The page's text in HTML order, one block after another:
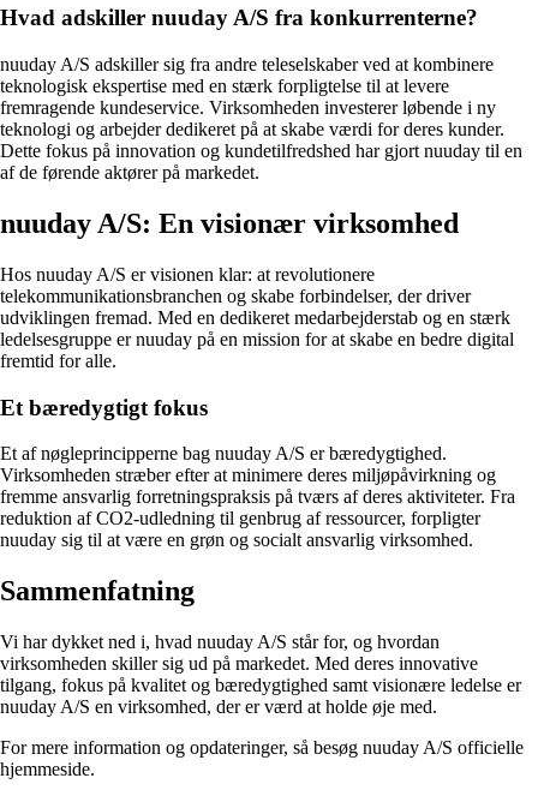
Hvad adskiller nuuday A/S fra konkurrenterne?
nuuday A/S adskiller sig fra andre teleselskaber ved at kombinere
teknologisk ekspertise med en stærk forpligtelse til at levere
fremragende kundeservice. Virksomheden investerer løbende i ny
teknologi og arbejder dedikeret på at skabe værdi for deres kunder.
Dette fokus på innovation og kundetilfredshed har gjort nuuday til en
af de førende aktører på markedet.
nuuday A/S: En visionær virksomhed
Hos nuuday A/S er visionen klar: at revolutionere
telekommunikationsbranchen og skabe forbindelser, der driver
udviklingen fremad. Med en dedikeret medarbejderstab og en stærk
ledelsesgruppe er nuuday på en mission for at skabe en bedre digital
fremtid for alle.
Et bæredygtigt fokus
Et af nøgleprincipperne bag nuuday A/S er bæredygtighed.
Virksomheden stræber efter at minimere deres miljøpåvirkning og
fremme ansvarlig forretningspraksis på tværs af deres aktiviteter. Fra
reduktion af CO2-udledning til genbrug af ressourcer, forpligter
nuuday sig til at være en grøn og socialt ansvarlig virksomhed.
Sammenfatning
Vi har dykket ned i, hvad nuuday A/S står for, og hvordan
virksomheden skiller sig ud på markedet. Med deres innovative
tilgang, fokus på kvalitet og bæredygtighed samt visionære ledelse er
nuuday A/S en virksomhed, der er værd at holde øje med.
For mere information og opdateringer, så besøg nuuday A/S officielle
hjemmeside.